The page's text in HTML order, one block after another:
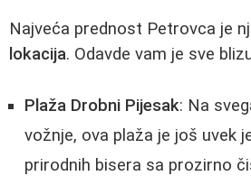
Najveća prednost Petrovca je
lokacija. Odavde vam je sve
Plaža Drobni Pijesak: Na
vožnje, ova plaža je još uvek
prirodnih bisera sa prozirno